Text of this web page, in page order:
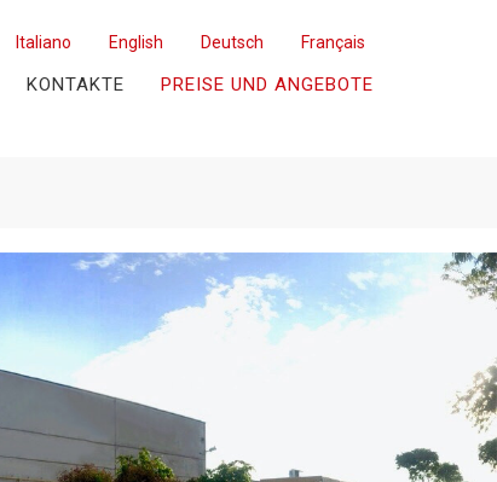
Italiano English Deutsch Français
KONTAKTE PREISE UND ANGEBOTE